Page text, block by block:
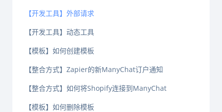
【开发工具】外部请求
【开发工具】动态工具
【模板】如何创建模板
【整合方式】Zapier的新ManyChat订户通知
【整合方式】如何将Shopify连接到ManyChat
【模板】如何删除模板